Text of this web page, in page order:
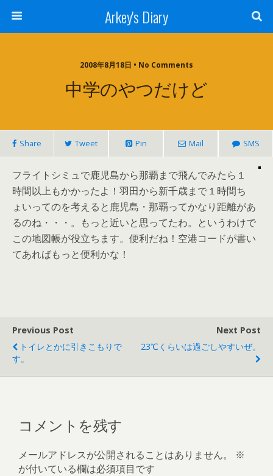
Arkey's Diary
2008年8月18日 • No Comments
中学のやつだけど
Share Tweet Pin Mail SMS
フライトシミュで鹿児島から那覇まで飛んでみたら１
時間以上もかかったよ！羽田から新千歳まで１時間ち
ょいってのを考えると鹿児島・那覇ってかなり距離があ
るのね・・・。もっと近いと思ってたわ。というわけで
この地図帳が役立ちます。便利だね！空港コードが書い
てあればもっと便利かな！
Previous Post
トイレとかに引きこもりで
す。
Next Post
23℃くらいは過ごしやすいぜ。
コメントを残す
メールアドレスが公開されることはありません。
※
が付いている欄は必須項目です